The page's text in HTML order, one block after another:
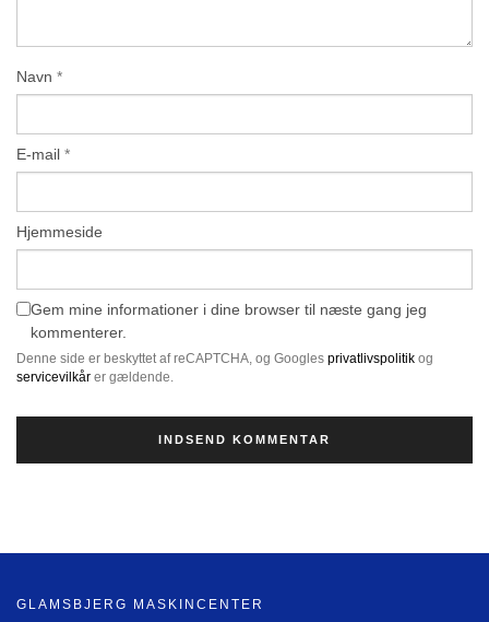
Navn *
E-mail *
Hjemmeside
Gem mine informationer i dine browser til næste gang jeg
kommenterer.
Denne side er beskyttet af reCAPTCHA, og Googles privatlivspolitik og
servicevilkår er gældende.
GLAMSBJERG MASKINCENTER